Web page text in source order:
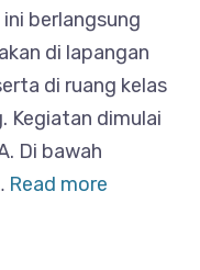
berlangsung
di lapangan
di ruang kelas
Kegiatan dimulai
Di bawah
Read more